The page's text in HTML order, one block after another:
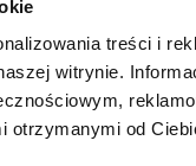
treści i
witrynie.
otrzymanymi od